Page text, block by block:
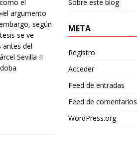
el
argumento
según
se ve
antes del
Sevilla II
Sobre este blog
META
Registro
Acceder
Feed de entradas
Feed de comentarios
WordPress.org